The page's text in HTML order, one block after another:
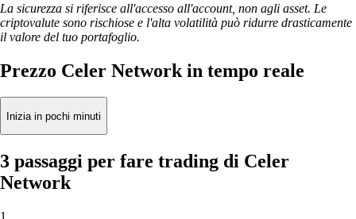
La sicurezza si riferisce all'accesso all'account, non agli asset. Le
criptovalute sono rischiose e l'alta volatilità può ridurre drasticamente
il valore del tuo portafoglio.
Prezzo Celer Network in tempo reale
Inizia in pochi minuti
3 passaggi per fare trading di Celer
Network
1